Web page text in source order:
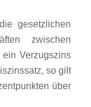
gesetzlichen
zwischen
ein Verzugszins
so gilt
über